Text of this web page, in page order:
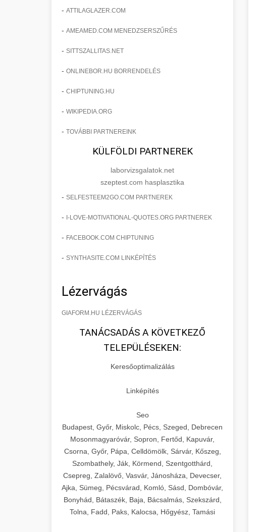
- ATTILAGLAZER.COM
- AMEAMED.COM MENEDZSERSZŰRÉS
- SITTSZALLITAS.NET
- ONLINEBOR.HU BORRENDELÉS
- CHIPTUNING.HU
- WIKIPEDIA.ORG
- TOVÁBBI PARTNEREINK
KÜLFÖLDI PARTNEREK
laborvizsgalatok.net
szeptest.com hasplasztika
- SELFESTEEM2GO.COM PARTNEREK
- I-LOVE-MOTIVATIONAL-QUOTES.ORG PARTNEREK
- FACEBOOK.COM CHIPTUNING
- SYNTHASITE.COM LINKÉPÍTÉS
Lézervágás
GIAFORM.HU LÉZERVÁGÁS
TANÁCSADÁS A KÖVETKEZŐ
TELEPÜLÉSEKEN:
Keresőoptimalizálás
Linképítés
Seo
Budapest, Győr, Miskolc, Pécs, Szeged, Debrecen
Mosonmagyaróvár, Sopron, Fertőd, Kapuvár,
Csorna, Győr, Pápa, Celldömölk, Sárvár, Kőszeg,
Szombathely, Ják, Körmend, Szentgotthárd,
Csepreg, Zalalövő, Vasvár, Jánosháza, Devecser,
Ajka, Sümeg, Pécsvárad, Komló, Sásd, Dombóvár,
Bonyhád, Bátaszék, Baja, Bácsalmás, Szekszárd,
Tolna, Fadd, Paks, Kalocsa, Hőgyész, Tamási